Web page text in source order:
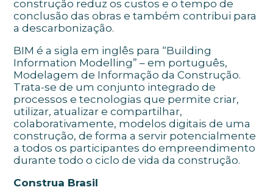
construção reduz os custos e o tempo de
conclusão das obras e também contribui para
a descarbonização.
BIM é a sigla em inglês para “Building
Information Modelling” – em português,
Modelagem de Informação da Construção.
Trata-se de um conjunto integrado de
processos e tecnologias que permite criar,
utilizar, atualizar e compartilhar,
colaborativamente, modelos digitais de uma
construção, de forma a servir potencialmente
a todos os participantes do empreendimento
durante todo o ciclo de vida da construção.
Construa Brasil